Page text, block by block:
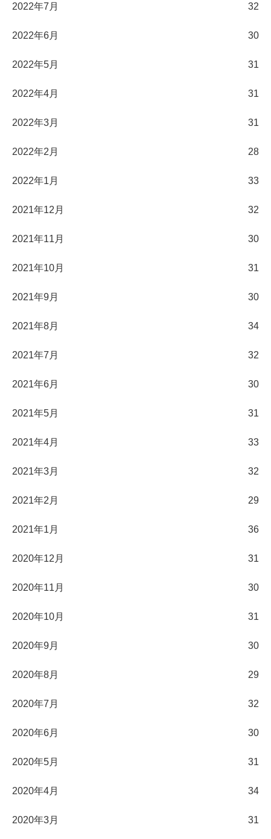
2022年7月 32
2022年6月 30
2022年5月 31
2022年4月 31
2022年3月 31
2022年2月 28
2022年1月 33
2021年12月 32
2021年11月 30
2021年10月 31
2021年9月 30
2021年8月 34
2021年7月 32
2021年6月 30
2021年5月 31
2021年4月 33
2021年3月 32
2021年2月 29
2021年1月 36
2020年12月 31
2020年11月 30
2020年10月 31
2020年9月 30
2020年8月 29
2020年7月 32
2020年6月 30
2020年5月 31
2020年4月 34
2020年3月 31